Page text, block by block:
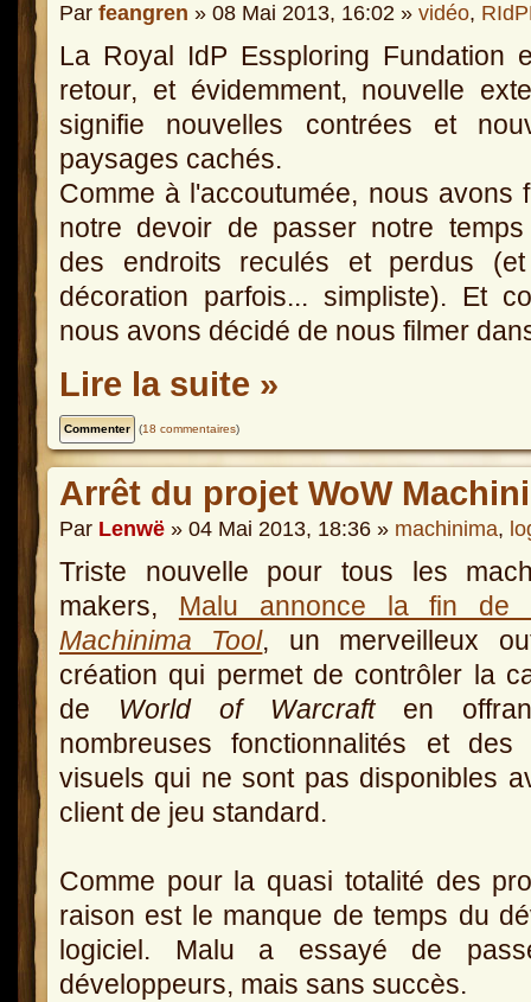
Par feangren » 08 Mai 2013, 16:02 » vidéo,
La Royal IdP Essploring Fundation
retour, et évidemment, nouvelle
signifie nouvelles contrées et
paysages cachés.
Comme à l'accoutumée, nous avons
notre devoir de passer notre
des endroits reculés et perdus
décoration parfois... simpliste). Et
nous avons décidé de nous filmer
Lire la suite »
(18 commentaires)
Arrêt du projet WoW
Par Lenwë » 04 Mai 2013, 18:36 » machinima,
Triste nouvelle pour tous les
makers, Malu annonce la fin de
Machinima Tool, un merveilleux
création qui permet de contrôler la
de World of Warcraften
nombreuses fonctionnalités et des
visuels qui ne sont pas disponibles
client de jeu standard.
Comme pour la quasi totalité des
raison est le manque de temps du
logiciel. Malu a essayé de
développeurs, mais sans succès.